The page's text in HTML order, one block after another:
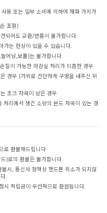
용 또는 일부 소비에 의하여 재화 가치가
포함)
되어도 교환/반품이 불가합니다.
가는 현상이 있을 수 있습니다.
어남,보풀)는 불가합니다.
질이 가능한 마감실 처리가 미흡한 경우
경우 (가위로 간단하게 구멍을 내주신 뒤
초크 자국이 남은 경우
리에서 생긴 소량의 본드 자국이 있는 경
로 환불해드립니다
)로의 환불은 불가합니다.
시, 통신사 정책상 핸드폰 취소가 되지않
.
시 적립금이 우선적으로 환원됩니다.